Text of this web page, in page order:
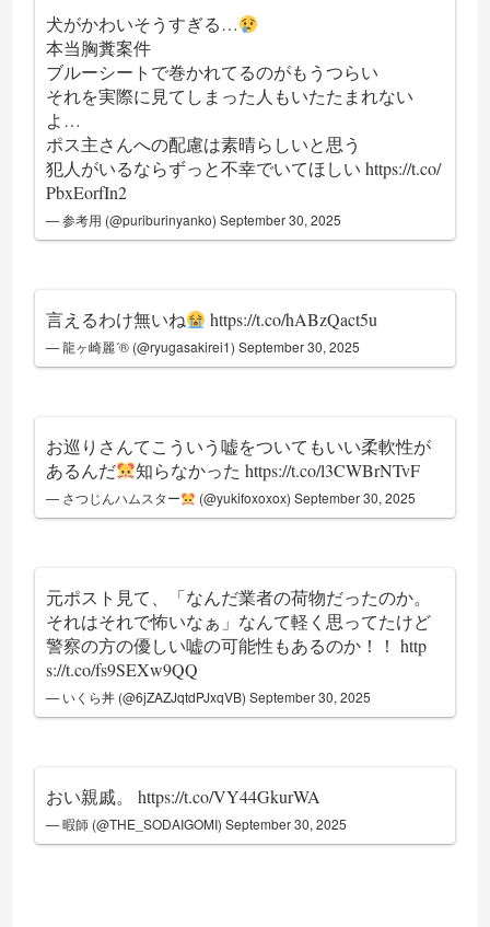
犬がかわいそうすぎる…
本当胸糞案件
ブルーシートで巻かれてるのがもうつらい
それを実際に見てしまった人もいたたまれない
よ…
ポス主さんへの配慮は素晴らしいと思う
犯人がいるならずっと不幸でいてほしいhttps://t.co/
PbxEorfIn2
— 参考用 (@puriburinyanko)September 30, 2025
言えるわけ無いね https://t.co/hABzQact5u
— 龍ヶ崎麗®️ (@ryugasakirei1)September 30, 2025
お巡りさんてこういう嘘をついてもいい柔軟性が
あるんだ
知らなかったhttps://t.co/l3CWBrNTvF
— さつじんハムスター (@yukifoxoxox) September 30, 2025
元ポスト見て、「なんだ業者の荷物だったのか。
それはそれで怖いなぁ」なんて軽く思ってたけど
警察の方の優しい嘘の可能性もあるのか！！http
s://t.co/fs9SEXw9QQ
— いくら丼 (@6jZAZJqtdPJxqVB)September 30, 2025
おい親戚。https://t.co/VY44GkurWA
— 暇師 (@THE_SODAIGOMI)September 30, 2025